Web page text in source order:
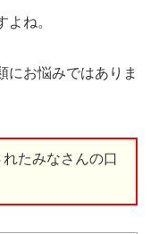
ね。
にお悩みではありま
れたみなさんの口